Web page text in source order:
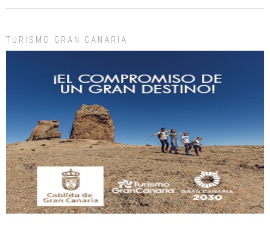
días, ella incluida...
Gato manso encontrado
Este gato macho ha aparecido en la calle hace menos de un mes, es muy
manso y extremadamente cari...
Leales.org » Gran Canaria | 9.7.2025
TURISMO GRAN CANARIA